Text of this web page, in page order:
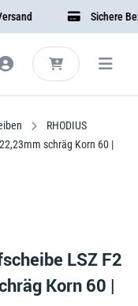
Sichere
RHODIUS
schräg Korn 60 |
LSZ F2
Korn 60 |